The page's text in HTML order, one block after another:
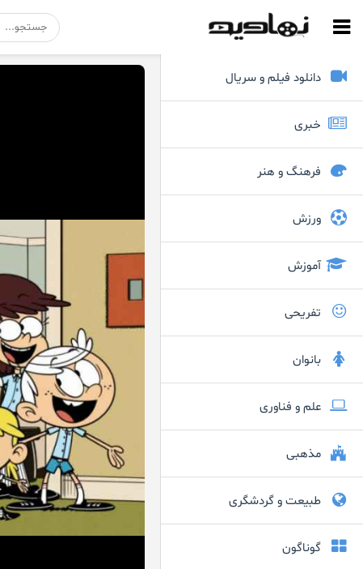
دانلود فیلم و سریال
خبری
فرهنگ و هنر
ورزش
آموزش
تفریحی
بانوان
علم و فناوری
مذهبی
طبیعت و گردشگری
گوناگون